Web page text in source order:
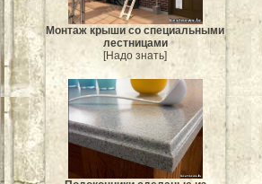
Монтаж крыши со специальными
лестницами
[Надо знать]